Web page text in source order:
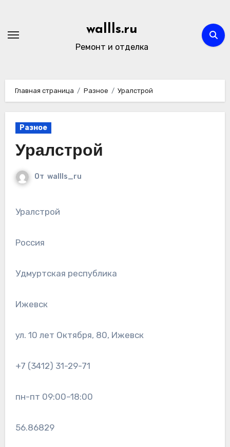
содержимому
wallls.ru
Ремонт и отделка
Главная страница Разное Уралстрой
Разное
Уралстрой
От wallls_ru
Уралстрой
Россия
Удмуртская республика
Ижевск
ул. 10 лет Октября, 80, Ижевск
+7 (3412) 31-29-71
пн-пт 09:00–18:00
56.86829